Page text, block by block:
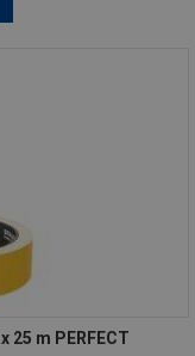
25 m PERFECT